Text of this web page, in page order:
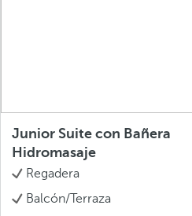
Junior Suite con Bañera
Hidromasaje
Regadera
Balcón/Terraza